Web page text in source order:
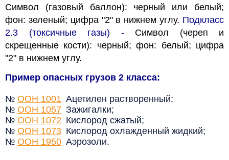
Символ (газовый баллон): черный или белый;
фон: зеленый; цифра "2" в нижнем углу. Подкласс
2.3 (токсичные газы) - Символ (череп и
скрещенные кости): черный; фон: белый; цифра
"2" в нижнем углу.
Пример опасных грузов 2 класса:
№ ООН 1001 Ацетилен растворенный;
№ ООН 1057 Зажигалки;
№ ООН 1072 Кислород сжатый;
№ ООН 1073 Кислород охлажденный жидкий;
№ ООН 1950 Аэрозоли.